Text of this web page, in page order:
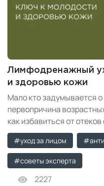
Лимфодренажный
и здоровью кожи
Мало кто задумывается
первопричина
как избавиться от
лимфодренажного ухода.
#уход за лицом
#советы эксперта
2227